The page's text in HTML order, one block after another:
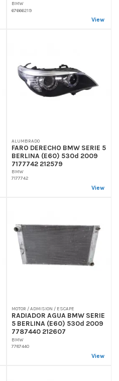
BMW
67666219
View
ALUMBRADO
FARO DERECHO BMW SERIE 5
BERLINA (E60) 530d 2009
7177742 212579
BMW
7177742
View
MOTOR / ADMISION / ESCAPE
RADIADOR AGUA BMW SERIE
5 BERLINA (E60) 530d 2009
7787440 212607
BMW
7787440
View